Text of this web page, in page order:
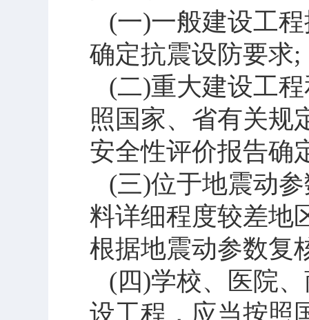
(一)一般建设工
确定抗震设防要求;
(二)重大建设工
照国家、省有关规
安全性评价报告确
(三)位于地震动
料详细程度较差地
根据地震动参数复
(四)学校、医院
设工程，应当按照